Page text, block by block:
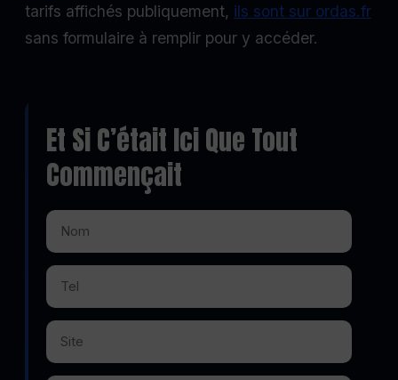
tarifs affichés publiquement, ils sont sur ordas.fr
sans formulaire à remplir pour y accéder.
Et Si C’était Ici Que Tout
Commençait